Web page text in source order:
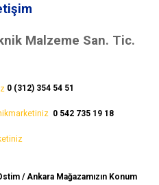
Malzeme San. Tic.
0 (312) 354 54 51
0 542 735 19 18
/ Ankara Mağazamızın Konum